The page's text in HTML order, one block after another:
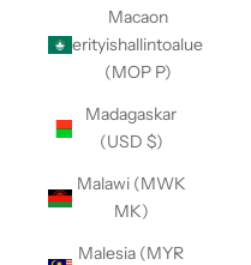
Macaon
erityishallintoalue
(MOP P)
Madagaskar
(USD $)
Malawi (MWK
MK)
Malesia (MYR